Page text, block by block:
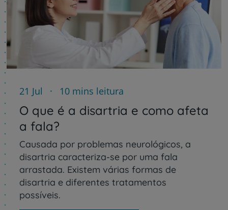
21 Jul 10 mins leitura
O que é a disartria e como afeta
a fala?
Causada por problemas neurológicos, a
disartria caracteriza-se por uma fala
arrastada. Existem várias formas de
disartria e diferentes tratamentos
possíveis.